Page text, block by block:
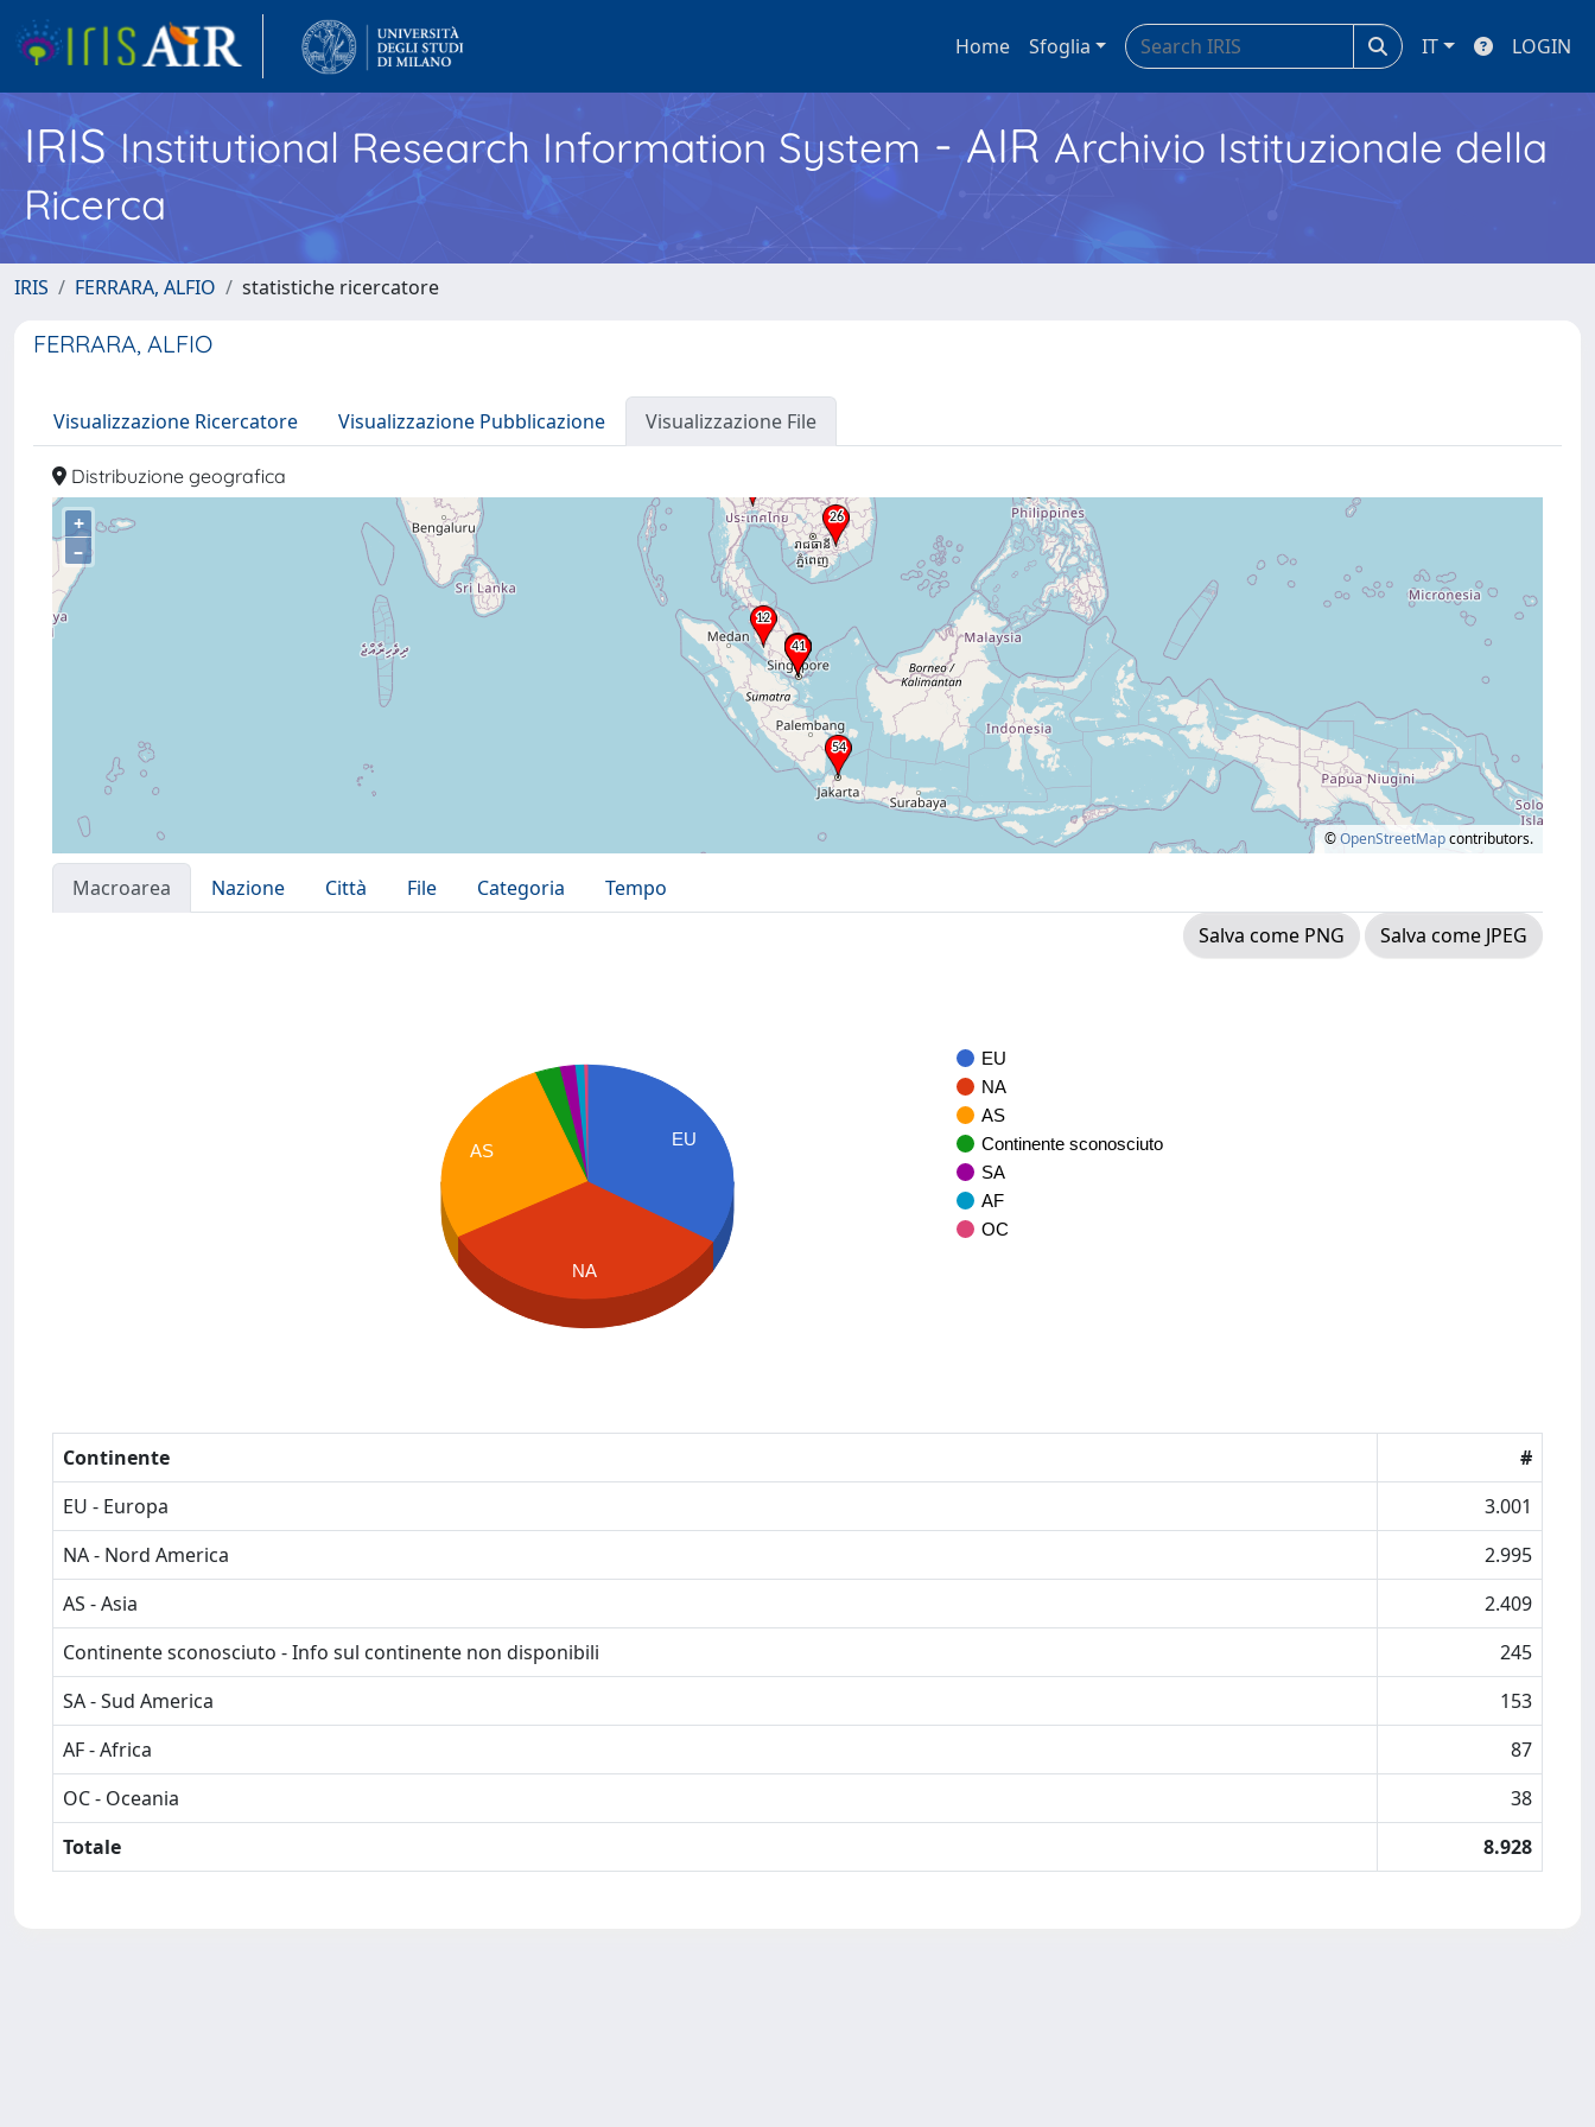
Home Sfoglia IT LOGIN
IRISInstitutional Research Information System - AIR Archivio Istituzionale della
Ricerca
IRIS FERRARA, ALFIO statistiche ricercatore
FERRARA, ALFIO
Visualizzazione Ricercatore Visualizzazione Pubblicazione Visualizzazione File
Distribuzione geografica
+
–
©OpenStreetMapcontributors.
Macroarea Nazione Città File Categoria
Tempo
Salva come PNG
Salva come JPEG
EU
NA
AS
Continente sconosciuto
SA
AF
OC
EU
AS
NA
Continente
#
EU - Europa
3.001
NA - Nord America
2.995
AS - Asia
2.409
Continente sconosciuto - Info sul continente non disponibili
245
SA - Sud America
153
AF - Africa
87
OC - Oceania
38
Totale
8.928